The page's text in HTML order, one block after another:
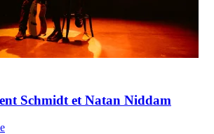
Schmidt et Natan Niddam